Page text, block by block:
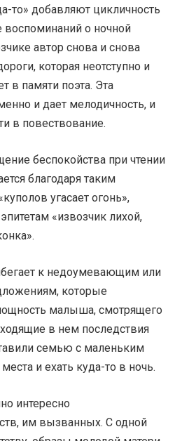
то» добавляют цикличность
воспоминаний о ночной
автор снова и снова
которая неотступно и
в памяти поэта. Эта
и дает мелодичность, и
в повествование.
беспокойства при чтении
благодаря таким
угасает огонь»,
«извозчик лихой,
к недоумевающим или
которые
малыша, смотрящего
в нем последствия
семью с маленьким
и ехать куда-то в ночь.
интересно
им вызванных. С одной